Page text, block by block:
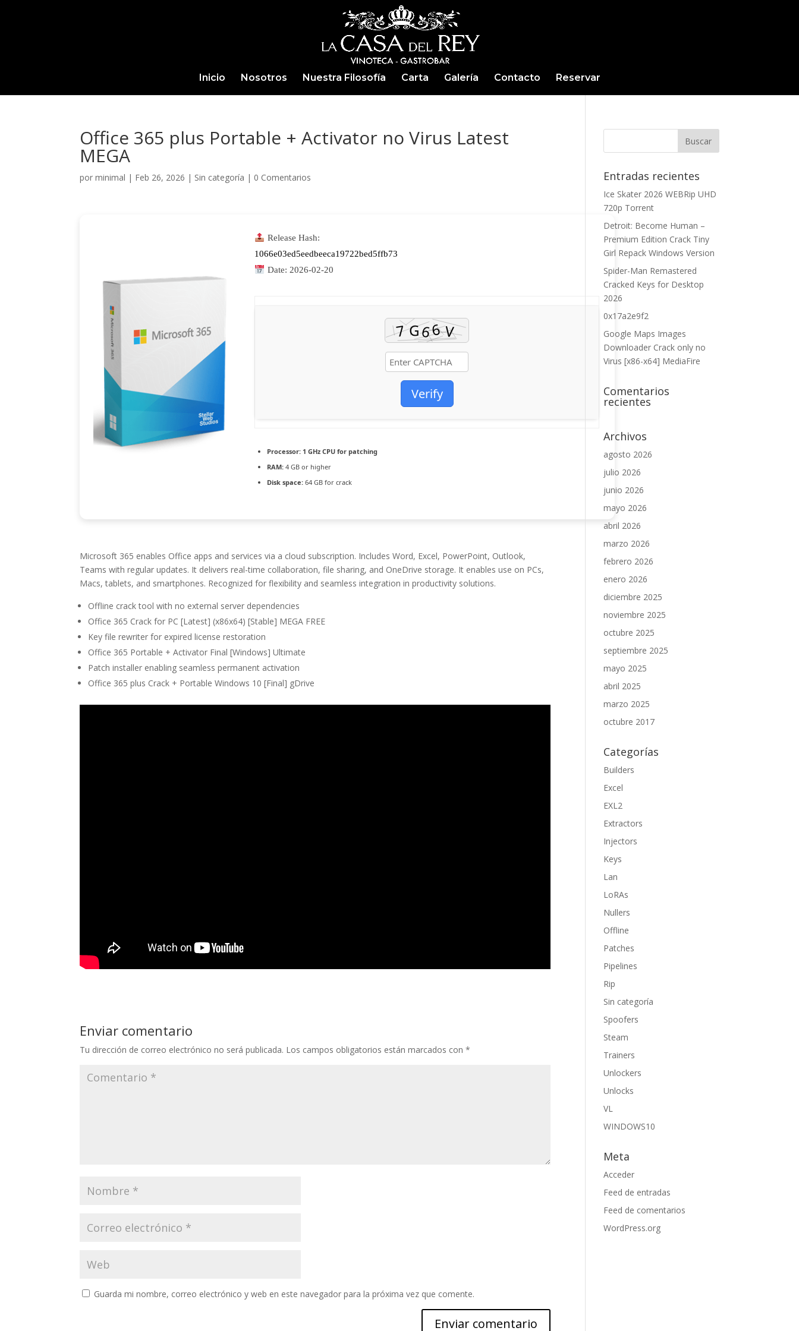
Inicio Nosotros Nuestra Filosofía Carta Galería Contacto Reservar
Office 365 plus Portable + Activator no Virus Latest
MEGA
porminimal | Feb 26, 2026 | Sin categoría | 0 Comentarios
Release Hash:
1066e03ed5eedbeeca19722bed5ffb73
Date: 2026-02-20
Verify
Processor: 1 GHz CPU for patching
RAM: 4 GB or higher
Disk space: 64 GB for crack
Microsoft 365 enables Office apps and services via a cloud subscription. Includes Word, Excel, PowerPoint, Outlook,
Teams with regular updates. It delivers real-time collaboration, file sharing, and OneDrive storage. It enables use on PCs,
Macs, tablets, and smartphones. Recognized for flexibility and seamless integration in productivity solutions.
Offline crack tool with no external server dependencies
Office 365 Crack for PC [Latest] (x86x64) [Stable] MEGA FREE
Key file rewriter for expired license restoration
Office 365 Portable + Activator Final [Windows] Ultimate
Patch installer enabling seamless permanent activation
Office 365 plus Crack + Portable Windows 10 [Final] gDrive
Enviar comentario
Tu dirección de correo electrónico no será publicada. Los campos obligatorios están marcados con*
Guarda mi nombre, correo electrónico y web en este navegador para la próxima vez que comente.
Entradas recientes
Ice Skater 2026 WEBRip UHD
720p Torrent
Detroit: Become Human –
Premium Edition Crack Tiny
Girl Repack Windows Version
Spider-Man Remastered
Cracked Keys for Desktop
2026
0x17a2e9f2
Google Maps Images
Downloader Crack only no
Virus [x86-x64] MediaFire
Comentarios
recientes
Archivos
agosto 2026
julio 2026
junio 2026
mayo 2026
abril 2026
marzo 2026
febrero 2026
enero 2026
diciembre 2025
noviembre 2025
octubre 2025
septiembre 2025
mayo 2025
abril 2025
marzo 2025
octubre 2017
Categorías
Builders
Excel
EXL2
Extractors
Injectors
Keys
Lan
LoRAs
Nullers
Offline
Patches
Pipelines
Rip
Sin categoría
Spoofers
Steam
Trainers
Unlockers
Unlocks
VL
WINDOWS10
Meta
Acceder
Feed de entradas
Feed de comentarios
WordPress.org